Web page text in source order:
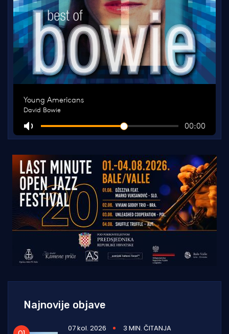
Najnovije objave
07 kol. 2026
3 MIN. ČITANJA